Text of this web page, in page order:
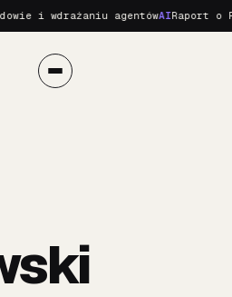
i wdrażaniu agentówAIRaport o